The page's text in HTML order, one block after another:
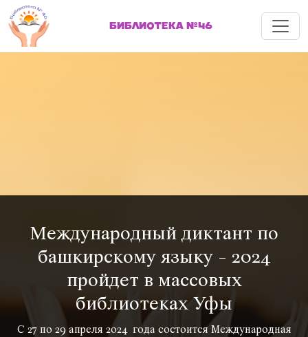
БИБЛИОТЕКА №46 Меню
Международный диктант по
башкирскому языку - 2024
пройдет в массовых
библиотеках Уфы
С 27 по 29 апреля 2024 года состоится Международная